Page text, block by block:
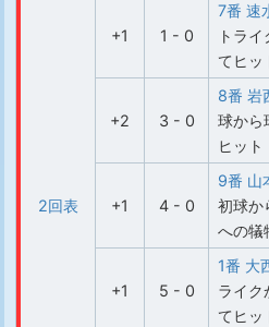
2回表
+1 1 - 0
7番 速
トラ
てヒッ
+2 3 - 0
8番 岩
球から
ヒット
+1 4 - 0
9番 山
初球か
への犠
+1 5 - 0
1番 大
ライク
てヒッ